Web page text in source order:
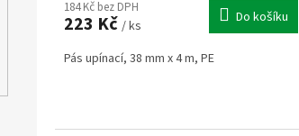
184 Kč bez DPH
223 Kč / ks Do košíku
Pás upínací, 38 mm x 4 m, PE